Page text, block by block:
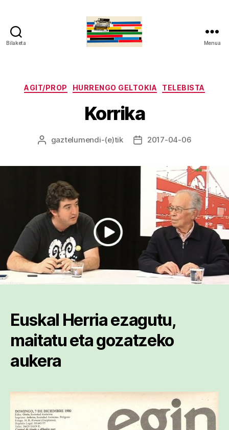
Bilaketa Menua
Kategoriak
AGIT/PROP HURRENGO GELTOKIA TELEBISTA
Korrika
Argitalpenaren
gaztelumendi-(e)tik
Argitalpenaren
2017-04-06
Euskal Herria ezagutu,
maitatu eta gozatzeko
aukera